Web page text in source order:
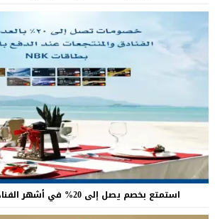
استمتع بخصم يصل إلى 20% في أشهر الفنادق والمنتجعات...